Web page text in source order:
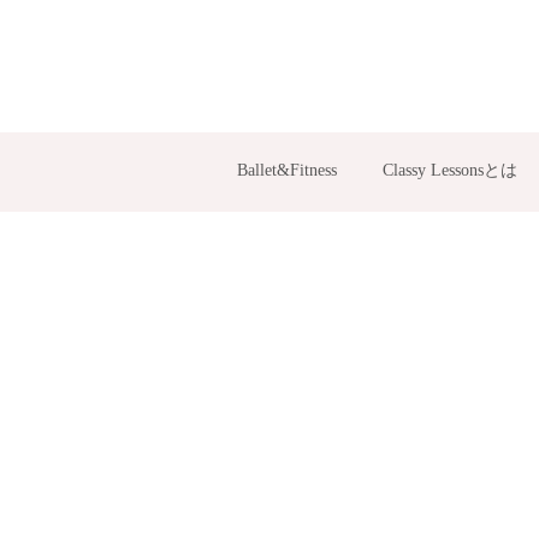
Ballet&Fitness Classy Lessonsとは